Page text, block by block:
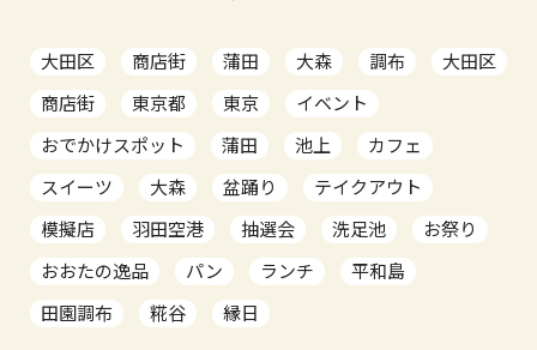
大田区 商店街 蒲田 大森 調布
大田区
商店街
東京都 東京
イベント
おでかけスポット
蒲田 池上
カフェ
スイーツ
大森 盆踊り
テイクアウト
模擬店
羽田空港 抽選会 洗足池
お祭り
おおたの逸品
パン ランチ
平和島
田園調布
糀谷 縁日